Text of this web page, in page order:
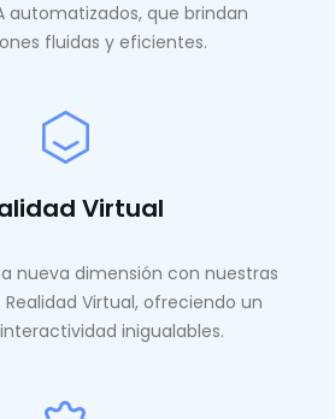
automatizados, que brindan
fluidas y eficientes.
Virtual
nueva dimensión con nuestras
Virtual, ofreciendo un
inigualables.